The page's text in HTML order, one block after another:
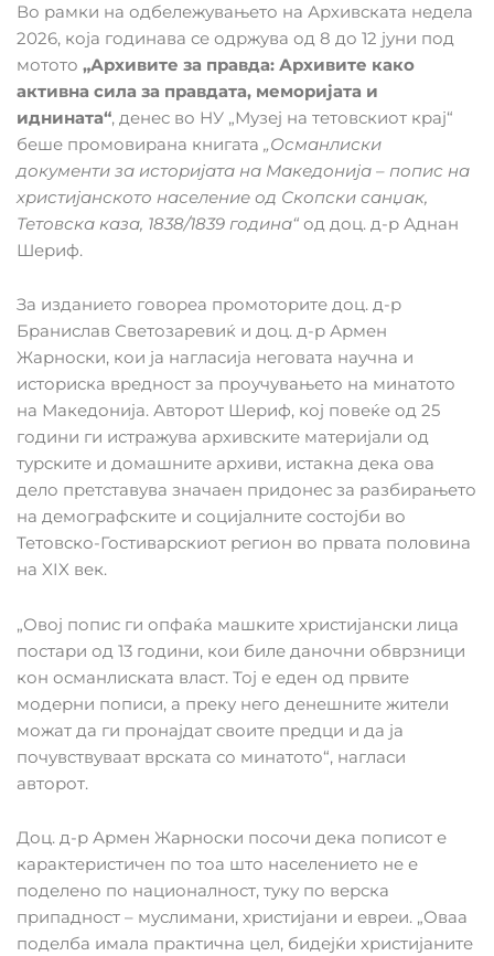
Во рамки на одбележувањето на Архивската недела
2026, која годинава се одржува од 8 до 12 јуни под
мотото „Архивите за правда: Архивите како
активна сила за правдата, меморијата и
иднината“, денес во НУ „Музеј на тетовскиот крај“
беше промовирана книгата „Османлиски
документи за историјата на Македонија – попис на
христијанското население од Скопски санџак,
Тетовска каза, 1838/1839 година“ од доц. д-р Аднан
Шериф.
За изданието говореа промоторите доц. д-р
Бранислав Светозаревиќ и доц. д-р Армен
Жарноски, кои ја нагласија неговата научна и
историска вредност за проучувањето на минатото
на Македонија. Авторот Шериф, кој повеќе од 25
години ги истражува архивските материјали од
турските и домашните архиви, истакна дека ова
дело претставува значаен придонес за разбирањето
на демографските и социјалните состојби во
Тетовско-Гостиварскиот регион во првата половина
на XIX век.
„Овој попис ги опфаќа машките христијански лица
постари од 13 години, кои биле даночни обврзници
кон османлиската власт. Тој е еден од првите
модерни пописи, а преку него денешните жители
можат да ги пронајдат своите предци и да ја
почувствуваат врската со минатото“, нагласи
авторот.
Доц. д-р Армен Жарноски посочи дека пописот е
карактеристичен по тоа што населението не е
поделено по националност, туку по верска
припадност – муслимани, христијани и евреи. „Оваа
поделба имала практична цел, бидејќи христијаните